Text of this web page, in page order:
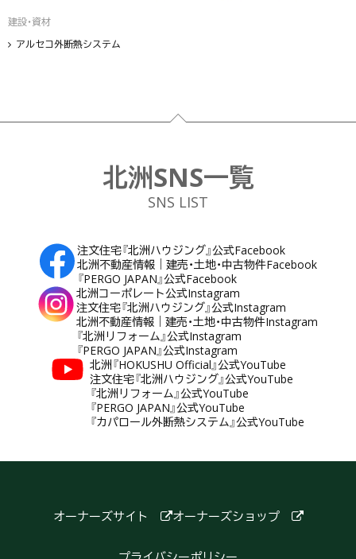
建設・資材
アルセコ外断熱システム
フッター
北洲SNS一覧
SNS LIST
注文住宅『北洲ハウジング』公式Facebook
北洲不動産情報｜建売・土地・中古物件Facebook
『PERGO JAPAN』公式Facebook
北洲コーポレート公式Instagram
注文住宅『北洲ハウジング』公式Instagram
北洲不動産情報｜建売・土地・中古物件Instagram
『北洲リフォーム』公式Instagram
『PERGO JAPAN』公式Instagram
北洲『HOKUSHU Official』公式YouTube
注文住宅『北洲ハウジング』公式YouTube
『北洲リフォーム』公式YouTube
『PERGO JAPAN』公式YouTube
『カパロール外断熱システム』公式YouTube
オーナーズサイト オーナーズショップ